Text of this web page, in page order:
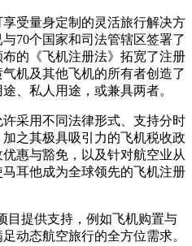
受量身定制的灵活旅行解决方
70个国家和司法管辖区签署了
的《飞机注册法》拓宽了注册
机及其他飞机的所有者创造了
、私人用途，或兼具两者。
采用不同法律形式、支持分时
之其极具吸引力的飞机税收政
惠与豁免，以及针对航空业从
耳他成为全球领先的飞机注册
目提供支持，例如飞机购置与
动态航空旅行的全方位需求。